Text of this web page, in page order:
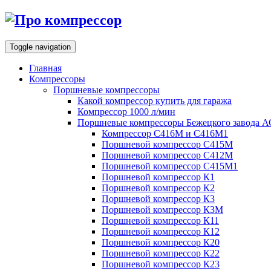
Toggle navigation
Главная
Компрессоры
Поршневые компрессоры
Какой компрессор купить для гаража
Компрессор 1000 л/мин
Поршневые компрессоры Бежецкого завода
Компрессор С416М и С416М1
Поршневой компрессор С415М
Поршневой компрессор С412М
Поршневой компрессор С415М1
Поршневой компрессор К1
Поршневой компрессор К2
Поршневой компрессор К3
Поршневой компрессор К3М
Поршневой компрессор К11
Поршневой компрессор К12
Поршневой компрессор К20
Поршневой компрессор К22
Поршневой компрессор К23